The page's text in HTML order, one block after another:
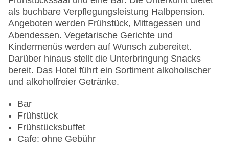
Landeskategorie: 3 Sterne
als buchbare Verpflegungsleistung Halbpension.
Angeboten werden Frühstück, Mittagessen und
Abendessen. Vegetarische Gerichte und
Kindermenüs werden auf Wunsch zubereitet.
Darüber hinaus stellt die Unterbringung Snacks
bereit. Das Hotel führt ein Sortiment alkoholischer
und alkoholfreier Getränke.
Bar
Frühstück
Frühstücksbuffet
Cafe: ohne Gebühr